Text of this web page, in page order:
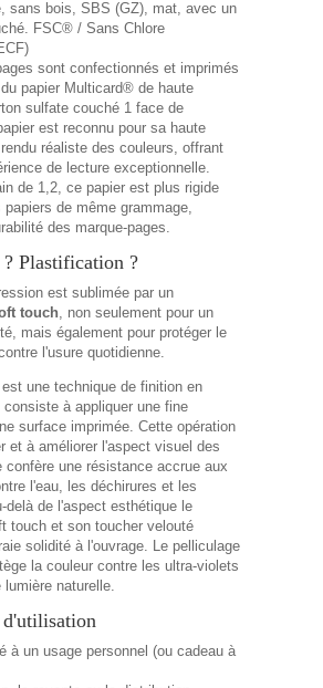
sans bois, SBS (GZ), mat, avec un
FSC® / Sans Chlore
sont confectionnés et imprimés
papier Multicard® de haute
sulfate couché 1 face de
est reconnu pour sa haute
réaliste des couleurs, offrant
de lecture exceptionnelle.
de 1,2, ce papier est plus rigide
de même grammage,
des marque-pages.
Plastification ?
est sublimée par un
touch, non seulement pour un
mais également pour protéger le
l'usure quotidienne.
une technique de finition en
consiste à appliquer une fine
surface imprimée. Cette opération
et à améliorer l'aspect visuel des
confère une résistance accrue aux
l'eau, les déchirures et les
delà de l'aspect esthétique le
touch et son toucher velouté
solidité à l'ouvrage. Le pelliculage
la couleur contre les ultra-violets
naturelle.
à un usage personnel (ou cadeau à